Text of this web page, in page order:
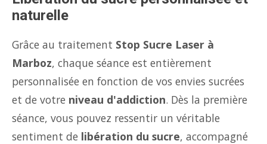
naturelle
Grâce au traitement Stop Sucre Laser à
Marboz, chaque séance est entièrement
personnalisée en fonction de vos envies sucrées
et de votre niveau d'addiction. Dès la première
séance, vous pouvez ressentir un véritable
sentiment de libération du sucre, accompagné